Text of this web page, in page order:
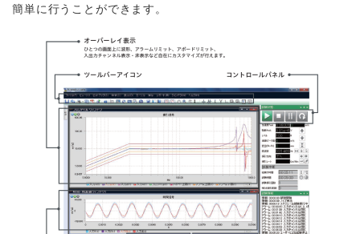
簡単に行うことができます。